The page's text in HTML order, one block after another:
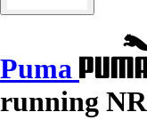
Puma
running